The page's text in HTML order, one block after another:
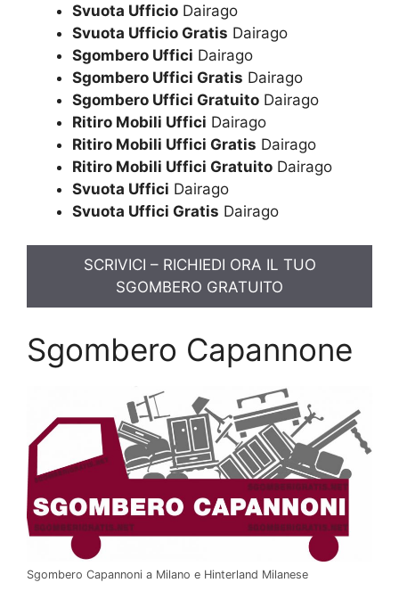
Svuota Ufficio Dairago
Svuota Ufficio Gratis Dairago
Sgombero Uffici Dairago
Sgombero Uffici Gratis Dairago
Sgombero Uffici Gratuito Dairago
Ritiro Mobili Uffici Dairago
Ritiro Mobili Uffici Gratis Dairago
Ritiro Mobili Uffici Gratuito Dairago
Svuota Uffici Dairago
Svuota Uffici Gratis Dairago
SCRIVICI – RICHIEDI ORA IL TUO
SGOMBERO GRATUITO
Sgombero Capannone
Sgombero Capannoni a Milano e Hinterland Milanese